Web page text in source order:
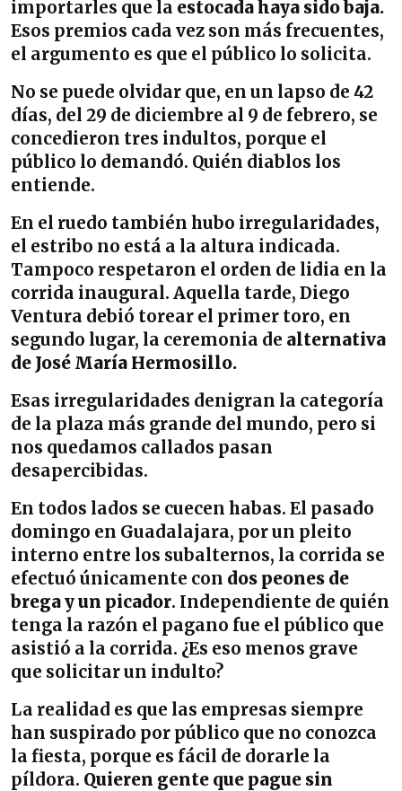
importarles que la estocada haya sido baja.
Esos premios cada vez son más frecuentes,
el argumento es que el público lo solicita.
No se puede olvidar que, en un lapso de 42
días, del 29 de diciembre al 9 de febrero, se
concedieron tres indultos, porque el
público lo demandó. Quién diablos los
entiende.
En el ruedo también hubo irregularidades,
el estribo no está a la altura indicada.
Tampoco respetaron el orden de lidia en la
corrida inaugural. Aquella tarde, Diego
Ventura debió torear el primer toro, en
segundo lugar, la ceremonia de alternativa
de José María Hermosillo.
Esas irregularidades denigran la categoría
de la plaza más grande del mundo, pero si
nos quedamos callados pasan
desapercibidas.
En todos lados se cuecen habas. El pasado
domingo en Guadalajara, por un pleito
interno entre los subalternos, la corrida se
efectuó únicamente con dos peones de
brega y un picador. Independiente de quién
tenga la razón el pagano fue el público que
asistió a la corrida. ¿Es eso menos grave
que solicitar un indulto?
La realidad es que las empresas siempre
han suspirado por público que no conozca
la fiesta, porque es fácil de dorarle la
píldora. Quieren gente que pague sin